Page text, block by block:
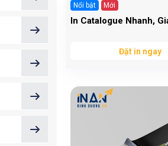
Nổi bật Mới
In Catalogue Nhanh,
Đặt in ngay